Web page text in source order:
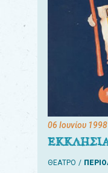
06 Ιουνίου 1998
ΘΕΑΤΡΟ